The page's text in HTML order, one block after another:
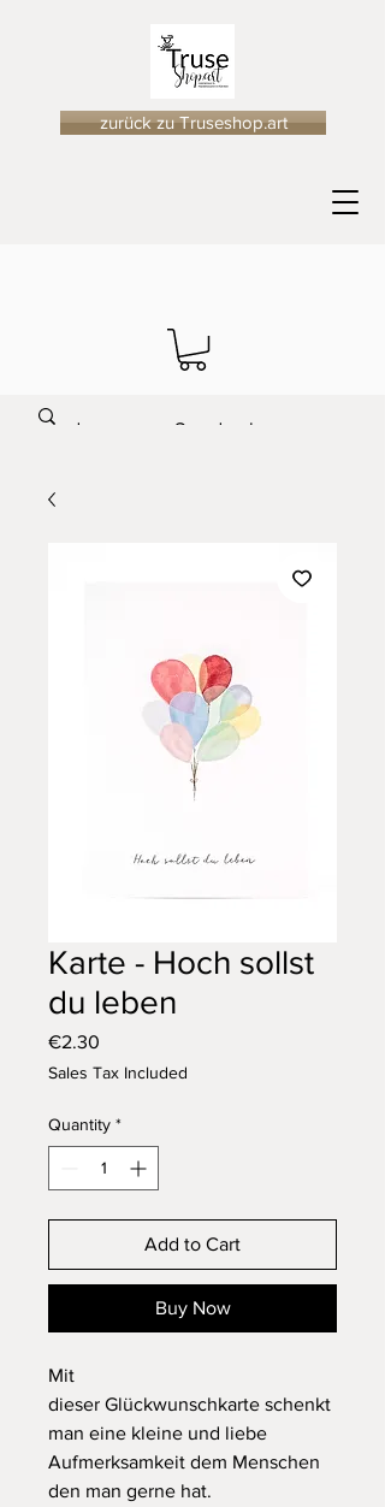
zurück zu Truseshop.art
Karte - Hoch sollst
du leben
€2.30
Sales Tax Included
Quantity *
Add to Cart
Buy Now
Mit
dieser Glückwunschkarte schenkt
man eine kleine und liebe
Aufmerksamkeit dem Menschen
den man gerne hat.